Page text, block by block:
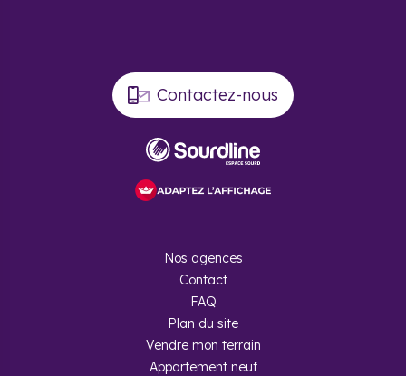
Contactez-nous
Nos agences
Contact
FAQ
Plan du site
Vendre mon terrain
Appartement neuf